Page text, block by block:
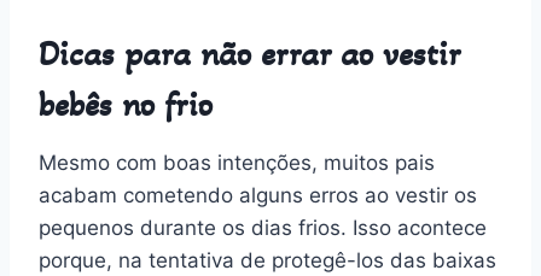
Dicas para não errar ao vestir
bebês no frio
Mesmo com boas intenções, muitos pais
acabam cometendo alguns erros ao vestir os
pequenos durante os dias frios. Isso acontece
porque, na tentativa de protegê-los das baixas